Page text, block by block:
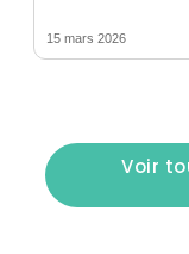
15 mars 2026
Voir